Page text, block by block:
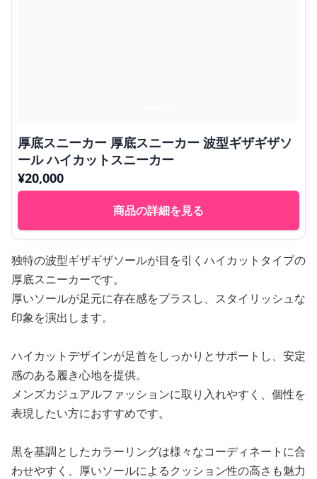
厚底スニーカー 厚底スニーカー 波型ギザギザソ
ール ハイカットスニーカー
¥20,000
商品の詳細を見る
独特の波型ギザギザソールが目を引くハイカットタイプの
厚底スニーカーです。
厚いソールが足元に存在感をプラスし、スタイリッシュな
印象を演出します。
ハイカットデザインが足首をしっかりとサポートし、安定
感のある履き心地を提供。
メンズカジュアルファッションに取り入れやすく、個性を
表現したい方におすすめです。
黒を基調としたカラーリングは様々なコーディネートに合
わせやすく、厚いソールによるクッション性の高さも魅力